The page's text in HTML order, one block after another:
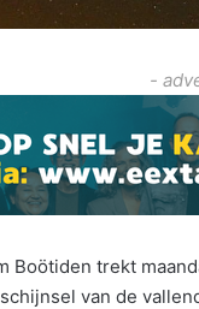
-
Boötiden trekt
van de